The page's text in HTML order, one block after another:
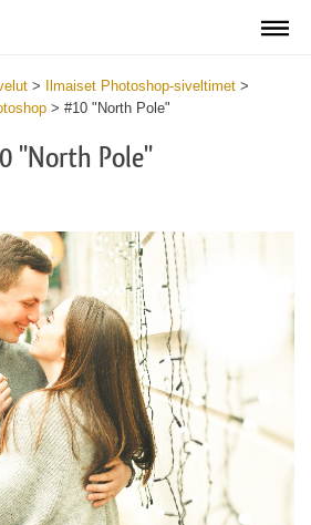
> Ilmaiset Photoshop-siveltimet >
> #10 "North Pole"
"North Pole"